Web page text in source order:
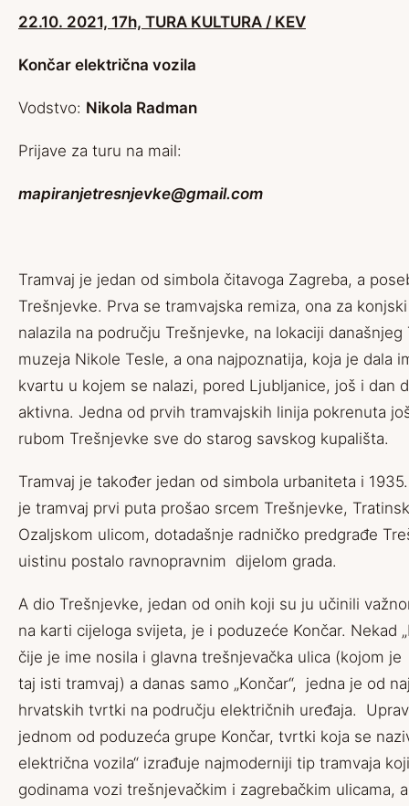
22.10. 2021, 17h, TURA KULTURA / KEV
Končar električna vozila
Vodstvo: Nikola Radman
Prijave za turu na mail:
mapiranjetresnjevke@gmail.com
Tramvaj je jedan od simbola čitavoga Zagreba, a
Trešnjevke. Prva se tramvajska remiza, ona za
nalazila na području Trešnjevke, na lokaciji današnjeg
muzeja Nikole Tesle, a ona najpoznatija, koja je dala
kvartu u kojem se nalazi, pored Ljubljanice, još i dan
aktivna. Jedna od prvih tramvajskih linija pokrenuta
rubom Trešnjevke sve do starog savskog kupališta.
Tramvaj je također jedan od simbola urbaniteta i
je tramvaj prvi puta prošao srcem Trešnjevke,
Ozaljskom ulicom, dotadašnje radničko predgrađe
uistinu postalo ravnopravnim dijelom grada.
A dio Trešnjevke, jedan od onih koji su ju učinili
na karti cijeloga svijeta, je i poduzeće Končar. Nekad
čije je ime nosila i glavna trešnjevačka ulica (kojom
taj isti tramvaj) a danas samo „Končar“, jedna je od
hrvatskih tvrtki na području električnih uređaja.
jednom od poduzeća grupe Končar, tvrtki koja se
električna vozila“ izrađuje najmoderniji tip tramvaja
godinama vozi trešnjevačkim i zagrebačkim ulicama,